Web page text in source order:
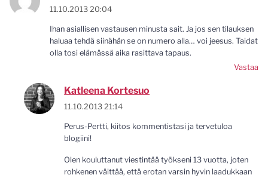
11.10.2013 20:04
Ihan asiallisen vastausen minusta sait. Ja jos sen tilauksen
haluaa tehdä siinähän se on numero alla… voi jeesus. Taidat
olla tosi elämässä aika rasittava tapaus.
Vastaa
Katleena Kortesuo
11.10.2013 21:14
Perus-Pertti, kiitos kommentistasi ja tervetuloa
blogiini!
Olen kouluttanut viestintää työkseni 13 vuotta, joten
rohkenen väittää, että erotan varsin hyvin laadukkaan